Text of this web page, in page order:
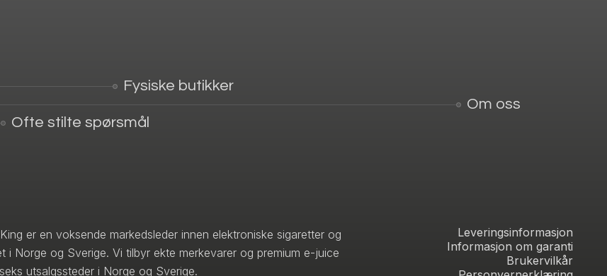
Fysiske butikker
Om oss
Ofte stilte spørsmål
er en voksende markedsleder innen elektroniske sigaretter og
i Norge og Sverige. Vi tilbyr ekte merkevarer og premium e-juice
utsalgssteder i Norge og Sverige.
Leveringsinformasjon
Informasjon om garanti
Brukervilkår